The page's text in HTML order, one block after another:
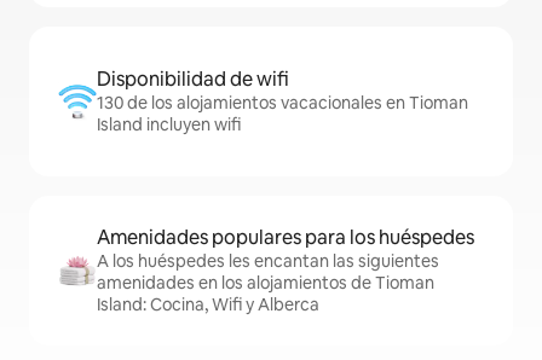
Disponibilidad de wifi
130 de los alojamientos vacacionales en Tioman
Island incluyen wifi
Amenidades populares para los huéspedes
A los huéspedes les encantan las siguientes
amenidades en los alojamientos de Tioman
Island: Cocina, Wifi y Alberca